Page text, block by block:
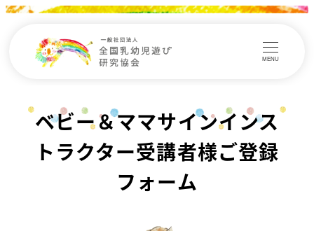
MENU
ベビー＆ママサインインス
トラクター受講者様ご登録
フォーム